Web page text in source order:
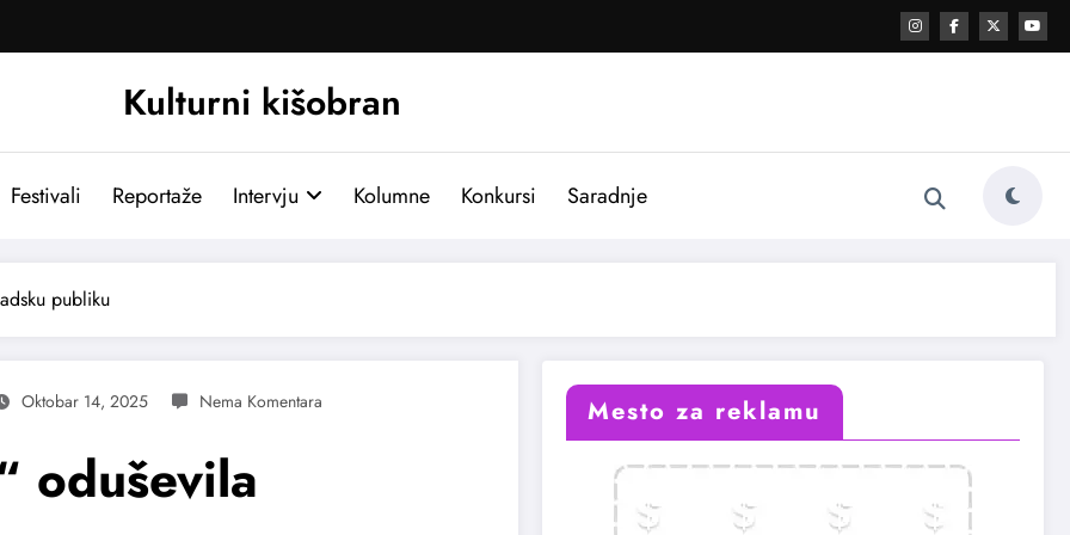
Kulturni kišobran
Festivali Reportaže Intervju Kolumne Konkursi Saradnje
publiku
Oktobar 14, 2025
oduševila
Mesto za reklamu